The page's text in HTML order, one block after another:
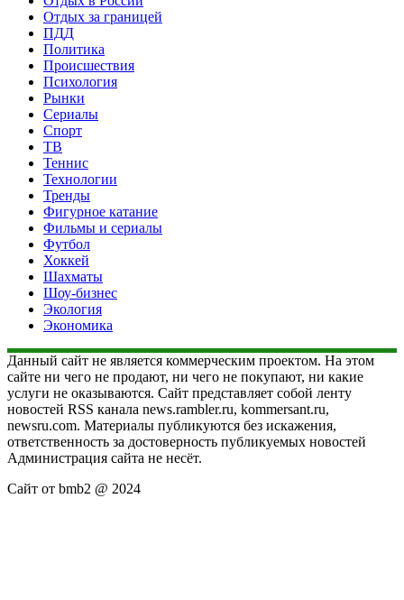
Отдых за границей
ПДД
Политика
Происшествия
Психология
Рынки
Сериалы
Спорт
ТВ
Теннис
Технологии
Тренды
Фигурное катание
Фильмы и сериалы
Футбол
Хоккей
Шахматы
Шоу-бизнес
Экология
Экономика
Данный сайт не является коммерческим проектом. На этом
сайте ни чего не продают, ни чего не покупают, ни какие
услуги не оказываются. Сайт представляет собой ленту
новостей RSS канала news.rambler.ru, kommersant.ru,
newsru.com. Материалы публикуются без искажения,
ответственность за достоверность публикуемых новостей
Администрация сайта не несёт.
Сайт от bmb2 @ 2024